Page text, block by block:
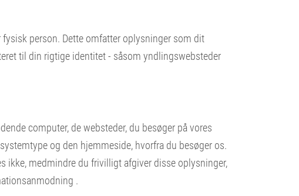
person. Dette omfatter oplysninger som dit
til din rigtige identitet - såsom yndlingswebsteder
computer, de websteder, du besøger på vores
og den hjemmeside, hvorfra du besøger os.
ikke, medmindre du frivilligt afgiver disse oplysninger,
.